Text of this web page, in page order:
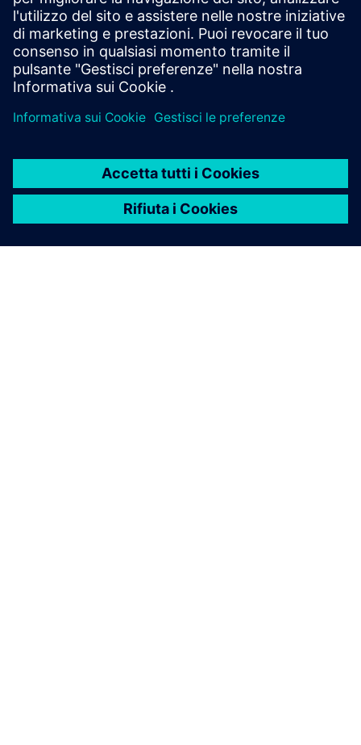
A high‑fidelity CAE post‑processing environment
delivering detailed, interactive data visualization and
exploration of FEA and multibody simulation results.